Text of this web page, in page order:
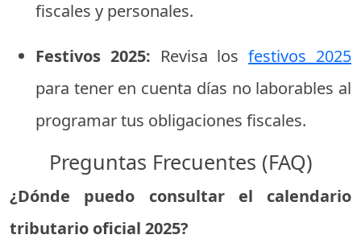
fiscales y personales.
Festivos 2025: Revisa losfestivos 2025
para tener en cuenta días no laborables al
programartus obligaciones fiscales.
Preguntas Frecuentes (FAQ)
¿Dónde puedo consultar el calendario
tributario oficial 2025?